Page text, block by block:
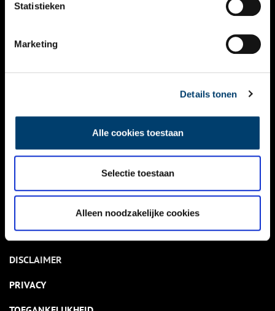
Statistieken
Marketing
Details tonen
Alle cookies toestaan
Selectie toestaan
Alleen noodzakelijke cookies
NIEUWS
KALENDER
ACTIVITEITEN
NIEUWSBRIEF
DISCLAIMER
PRIVACY